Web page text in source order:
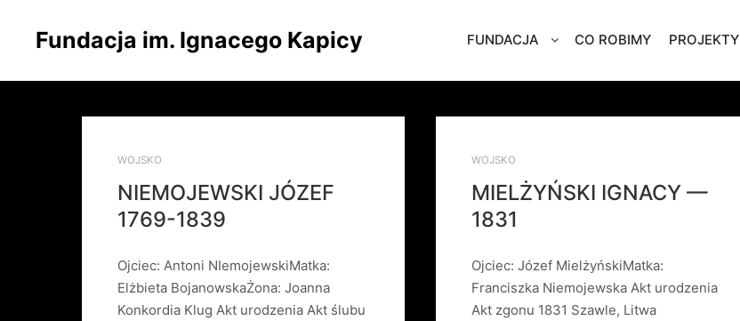
Fundacja im. Ignacego Kapicy FUNDACJA CO ROBIMY PROJEKTY
WOJSKO
NIEMOJEWSKI JÓZEF
1769-1839
Ojciec: Antoni NIemojewskiMatka:
Elżbieta BojanowskaŻona: Joanna
Konkordia Klug Akt urodzenia Akt ślubu
WOJSKO
MIELŻYŃSKI IGNACY —
1831
Ojciec: Józef MielżyńskiMatka:
Franciszka Niemojewska Akt urodzenia
Akt zgonu 1831 Szawle, Litwa